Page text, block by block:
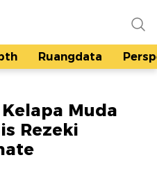
Ruangdata
Muda
Rezeki